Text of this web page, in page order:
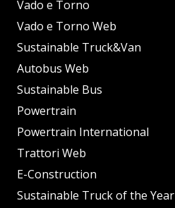
Vado e Torno
Vado e Torno Web
Sustainable Truck&Van
Autobus Web
Sustainable Bus
Powertrain
Powertrain International
Trattori Web
E-Construction
Sustainable Truck of the Year